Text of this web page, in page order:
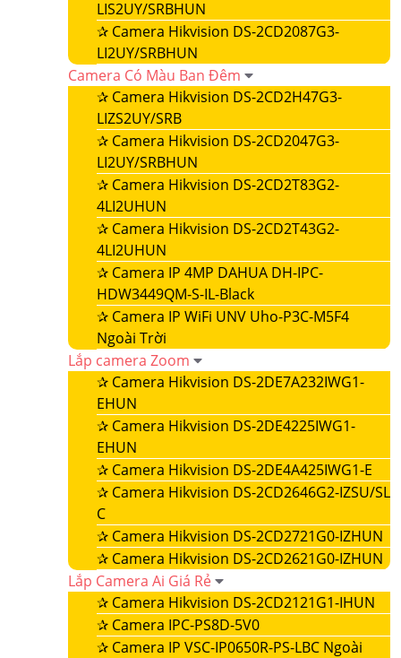
LIS2UY/SRBHUN
✰ Camera Hikvision DS-2CD2087G3-
LI2UY/SRBHUN
Camera Có Màu Ban Đêm
✰ Camera Hikvision DS-2CD2H47G3-
LIZS2UY/SRB
✰ Camera Hikvision DS-2CD2047G3-
LI2UY/SRBHUN
✰ Camera Hikvision DS-2CD2T83G2-
4LI2UHUN
✰ Camera Hikvision DS-2CD2T43G2-
4LI2UHUN
✰ Camera IP 4MP DAHUA DH-IPC-
HDW3449QM-S-IL-Black
✰ Camera IP WiFi UNV Uho-P3C-M5F4
Ngoài Trời
Lắp camera Zoom
✰ Camera Hikvision DS-2DE7A232IWG1-
EHUN
✰ Camera Hikvision DS-2DE4225IWG1-
EHUN
✰ Camera Hikvision DS-2DE4A425IWG1-E
✰ Camera Hikvision DS-2CD2646G2-IZSU/SL
C
✰ Camera Hikvision DS-2CD2721G0-IZHUN
✰ Camera Hikvision DS-2CD2621G0-IZHUN
Lắp Camera Ai Giá Rẻ
✰ Camera Hikvision DS-2CD2121G1-IHUN
✰ Camera IPC-PS8D-5V0
✰ Camera IP VSC-IP0650R-PS-LBC Ngoài